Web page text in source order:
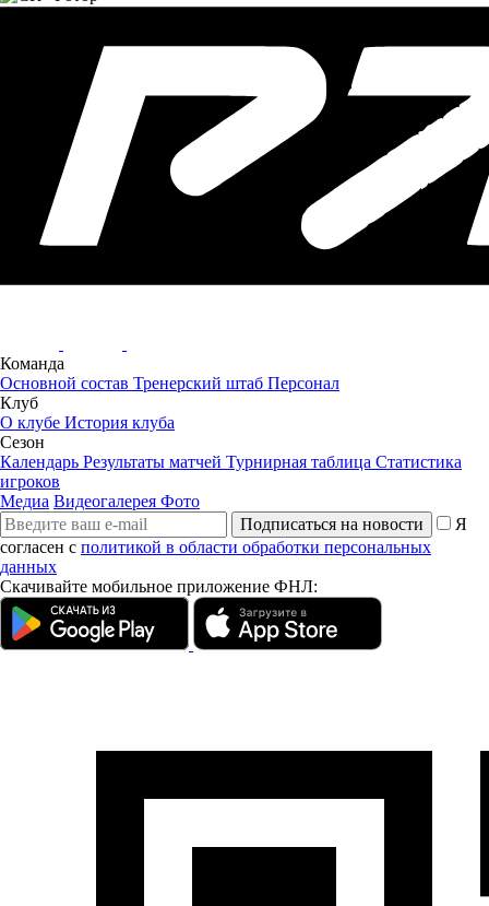
Команда
Основной состав Тренерский штаб Персонал
Клуб
О клубе История клуба
Сезон
Календарь Результаты матчей Турнирная таблица Статистика
игроков
Медиа Видеогалерея Фото
Подписаться на новости
Я
согласен с политикой в области обработки персональных
данных
Скачивайте мобильное приложение ФНЛ: